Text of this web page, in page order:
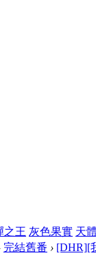
之王 灰色果實 天體
完結舊番 › [DHR][